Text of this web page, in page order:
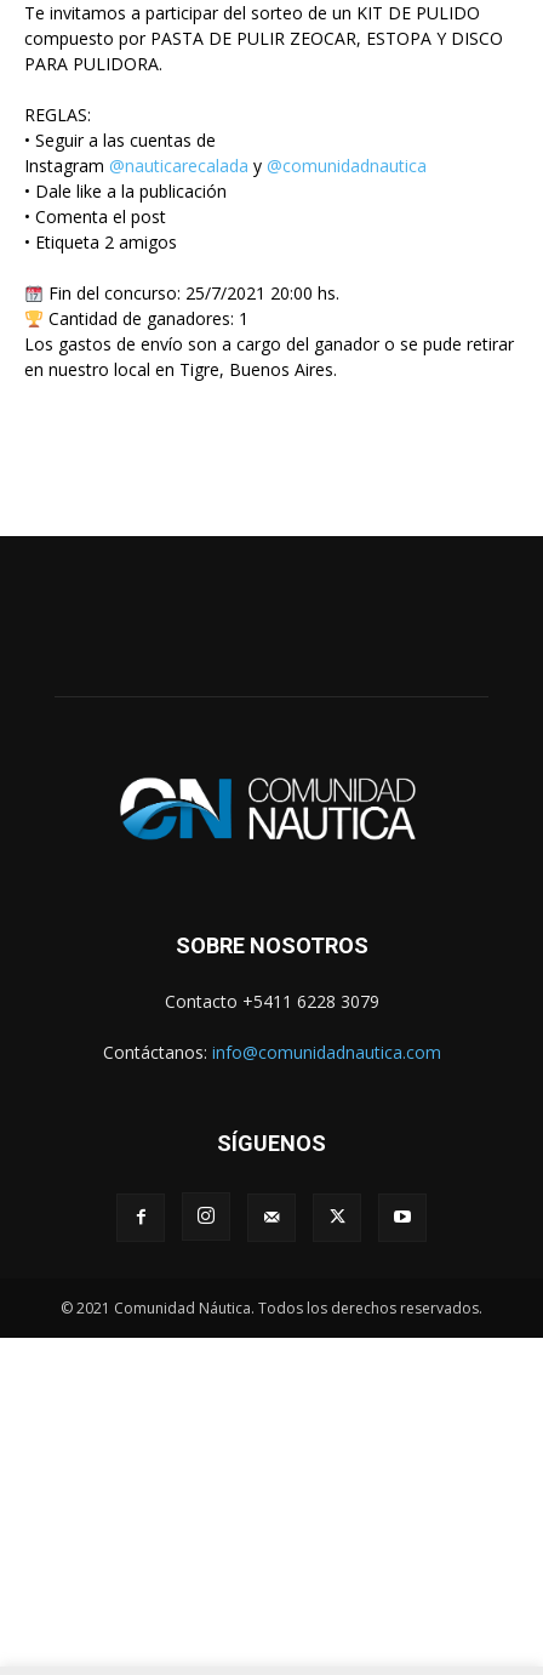
Te invitamos a participar del sorteo de un KIT DE PULIDO
compuesto por PASTA DE PULIR ZEOCAR, ESTOPA Y DISCO
PARA PULIDORA.
REGLAS:
• Seguir a las cuentas de
Instagram @nauticarecalada y @comunidadnautica
• Dale like a la publicación
• Comenta el post
• Etiqueta 2 amigos
Fin del concurso: 25/7/2021 20:00 hs.
Cantidad de ganadores: 1
Los gastos de envío son a cargo del ganador o se pude retirar
en nuestro local en Tigre, Buenos Aires.
SOBRE NOSOTROS
Contacto +5411 6228 3079
Contáctanos: info@comunidadnautica.com
SÍGUENOS
© 2021 Comunidad Náutica. Todos los derechos reservados.